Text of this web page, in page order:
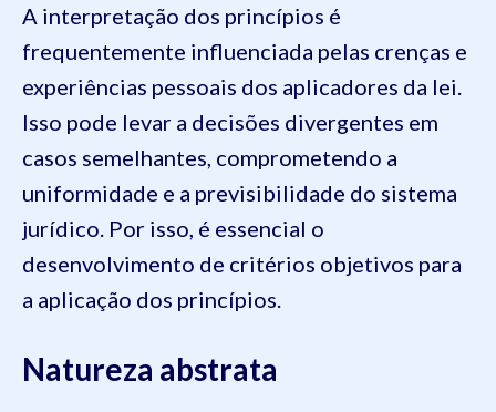
A interpretação dos princípios é
frequentemente influenciada pelas crenças e
experiências pessoais dos aplicadores da lei.
Isso pode levar a decisões divergentes em
casos semelhantes, comprometendo a
uniformidade e a previsibilidade do sistema
jurídico. Por isso, é essencial o
desenvolvimento de critérios objetivos para
a aplicação dos princípios.
Natureza abstrata